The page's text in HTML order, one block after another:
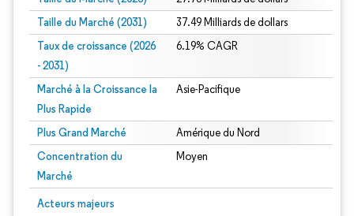
Taille du Marché (2031) 37.49 Milliards de dollars
Taux de croissance (2026
- 2031)
6.19% CAGR
Marché à la Croissance la
Plus Rapide
Asie-Pacifique
Plus Grand Marché Amérique du Nord
Concentration du
Marché
Moyen
Acteurs majeurs
Image © Mordor Intelligence. La réutilisation nécessite une attribution sous CC